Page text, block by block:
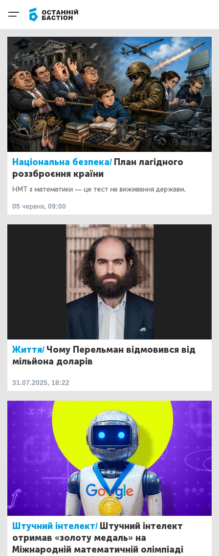
Національна безпека/ План лагідного
роззброєння країни
НМТ з математики — це тест на виживання держави.
05 червня, 09:00
Життя/ Чому Перельман відмовився від
мільйона доларів
31.07.2025, 18:22
Штучний інтелект/ Штучний інтелект
отримав «золоту медаль» на
Міжнародній математичній олімпіаді